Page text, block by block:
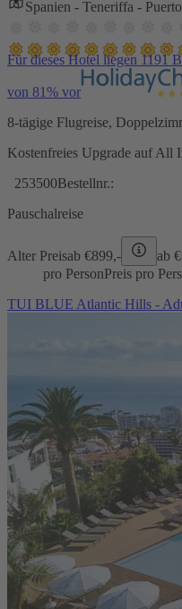
Spanien - Teneriffa -
Für dieses Hotel liegen 1191
von 81% vor
8-tägige Flugreise,
Kostenfreies Upgrade auf All
253500Bestellnr.:
Pauschalreise
Alter Preisab €899,- ab €
pro PersonPreis pro
TUI BLUE Atlantic Hills -